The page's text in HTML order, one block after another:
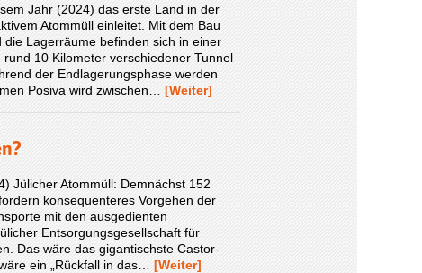
Jahr (2024) das erste Land in der
Atommüll einleitet. Mit dem Bau
Lagerräume befinden sich in einer
10 Kilometer verschiedener Tunnel
der Endlagerungsphase werden
Posiva wird zwischen… [Weiter]
Jülicher Atommüll: Demnächst 152
konsequenteres Vorgehen der
mit den ausgedienten
Entsorgungsgesellschaft für
Das wäre das gigantischste Castor-
ein „Rückfall in das… [Weiter]